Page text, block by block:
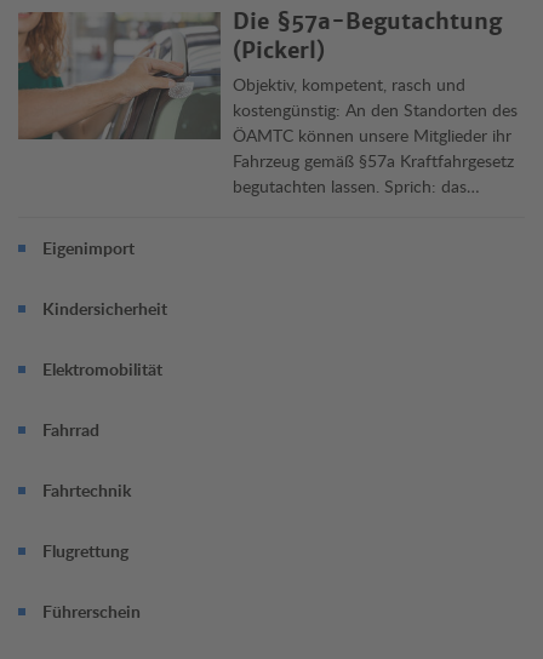
Vorschriften und ihre Rechtsfolgen in
Österreich und im Ausland.
Die §57a-Begutachtung
(Pickerl)
Objektiv, kompetent, rasch und
kostengünstig: An den Standorten des
ÖAMTC können unsere Mitglieder ihr
Fahrzeug gemäß §57a Kraftfahrgesetz
begutachten lassen. Sprich: das
Eigenimport
Kindersicherheit
Elektromobilität
Fahrrad
Fahrtechnik
Flugrettung
Führerschein